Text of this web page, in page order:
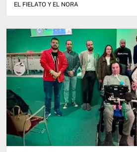
EL FIELATO Y EL NORA